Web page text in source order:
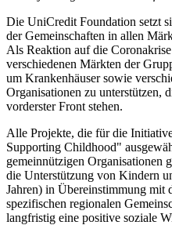
Die UniCredit Foundation setzt
der Gemeinschaften in allen
Als Reaktion auf die
verschiedenen Märkten der
um Krankenhäuser sowie
Organisationen zu unterstützen,
vorderster Front stehen.
Alle Projekte, die für die
Supporting Childhood"
gemeinnützigen Organisationen
die Unterstützung von Kindern
Jahren) in Übereinstimmung mit
spezifischen regionalen
langfristig eine positive soziale